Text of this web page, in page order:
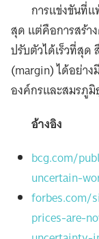
การแข่งขันที่แ
สุด แต่คือการสร้า
ปรับตัวได้เร็วที่สุด
(margin) ได้อย่า
องค์กรและสมรภูมิ
อ้างอิง
bcg.com/
uncertain-
forbes.com/
prices-are-